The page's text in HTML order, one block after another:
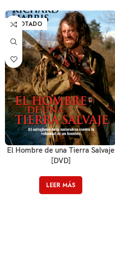
AGOTADO
El Hombre de una Tierra Salvaje
[DVD]
LEER MÁS